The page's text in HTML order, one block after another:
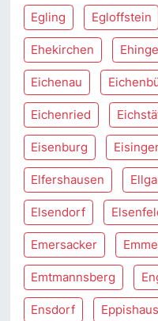
Egling Egloffstein
Ehekirchen
Eichenau
Eichenried
Eisenburg
Elfershausen
Elsendorf
Emersacker
Emtmannsberg
Ensdorf